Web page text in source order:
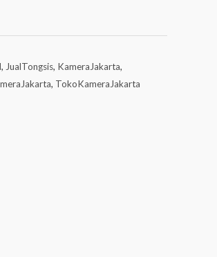
, JualTongsis, KameraJakarta,
, TokoKameraJakarta